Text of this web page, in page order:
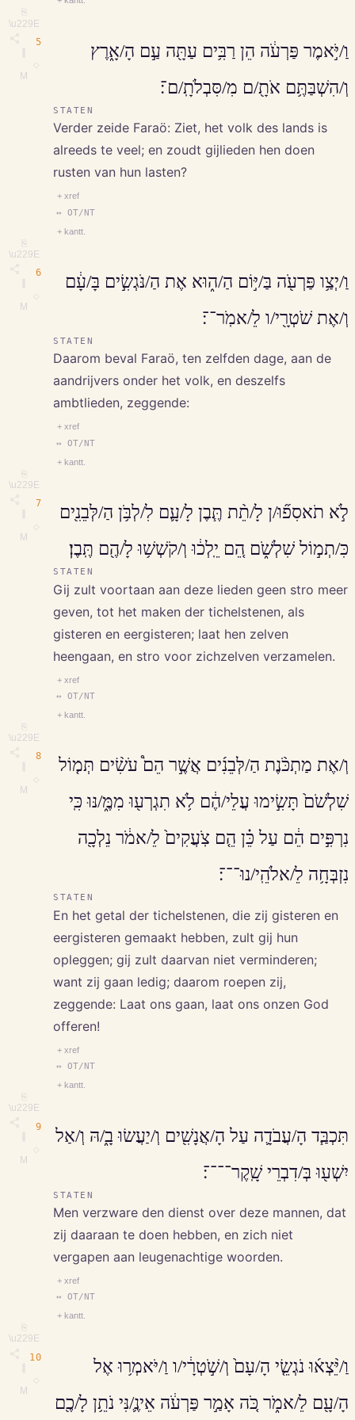
⎘
\u229E
M
5
⎘
\u229E
M
וַ/יֹּ֣אמֶר פַּרְעֹ֔ה הֵן רַבִּ֥ים עַתָּ֖ה עַ֣ם הָ/אָ֑רֶץ
וְ/הִשְׁבַּתֶּ֥ם אֹתָ֖/ם מִ/סִּבְלֹתָֽ/ם־׃
STATEN
Verder zeide Faraö: Ziet, het volk des lands is
alreeds te veel; en zoudt gijlieden hen doen
rusten van hun lasten?
+ xref
↔ OT/NT
+ kantt.
6
⎘
\u229E
M
וַ/יְצַ֥ו פַּרְעֹ֖ה בַּ/יּ֣וֹם הַ/ה֑וּא אֶת הַ/נֹּגְשִׂ֣ים בָּ/עָ֔ם
וְ/אֶת שֹׁטְרָ֖י/ו לֵ/אמֹֽר־־׃
STATEN
Daarom beval Faraö, ten zelfden dage, aan de
aandrijvers onder het volk, en deszelfs
ambtlieden, zeggende:
+ xref
↔ OT/NT
+ kantt.
7
⎘
\u229E
M
לֹ֣א תֹאסִפ֞וּ/ן לָ/תֵ֨ת תֶּ֧בֶן לָ/עָ֛ם לִ/לְבֹּ֥ן הַ/לְּבֵנִ֖ים
כִּ/תְמ֣וֹל שִׁלְשֹׁ֑ם הֵ֚ם יֵֽלְכ֔וּ וְ/קֹשְׁשׁ֥וּ לָ/הֶ֖ם תֶּֽבֶן׃
STATEN
Gij zult voortaan aan deze lieden geen stro meer
geven, tot het maken der tichelstenen, als
gisteren en eergisteren; laat hen zelven
heengaan, en stro voor zichzelven verzamelen.
+ xref
↔ OT/NT
+ kantt.
8
⎘
\u229E
M
וְ/אֶת מַתְכֹּ֨נֶת הַ/לְּבֵנִ֜ים אֲשֶׁ֣ר הֵם֩ עֹשִׂ֨ים תְּמ֤וֹל
שִׁלְשֹׁם֙ תָּשִׂ֣ימוּ עֲלֵי/הֶ֔ם לֹ֥א תִגְרְע֖וּ מִמֶּ֑/נּוּ כִּֽי
נִרְפִּ֣ים הֵ֔ם עַל כֵּ֗ן הֵ֤ם צֹֽעֲקִים֙ לֵ/אמֹ֔ר נֵלְכָ֖ה
נִזְבְּחָ֥ה לֵ/אלֹהֵֽי/נוּ־־־׃
STATEN
En het getal der tichelstenen, die zij gisteren en
eergisteren gemaakt hebben, zult gij hun
opleggen; gij zult daarvan niet verminderen;
want zij gaan ledig; daarom roepen zij,
zeggende: Laat ons gaan, laat ons onzen God
offeren!
+ xref
↔ OT/NT
+ kantt.
9
⎘
\u229E
M
תִּכְבַּ֧ד הָ/עֲבֹדָ֛ה עַל הָ/אֲנָשִׁ֖ים וְ/יַעֲשׂוּ בָ֑/הּ וְ/אַל
יִשְׁע֖וּ בְּ/דִבְרֵי שָֽׁקֶר־־־־׃
STATEN
Men verzware den dienst over deze mannen, dat
zij daaraan te doen hebben, en zich niet
vergapen aan leugenachtige woorden.
+ xref
↔ OT/NT
+ kantt.
10
וַ/יֵּ֨צְא֜וּ נֹגְשֵׂ֤י הָ/עָם֙ וְ/שֹׁ֣טְרָ֔י/ו וַ/יֹּאמְר֥וּ אֶל
הָ/עָ֖ם לֵ/אמֹ֑ר כֹּ֚ה אָמַ֣ר פַּרְעֹ֔ה אֵינֶ֛/נִּי נֹתֵ֥ן לָ/כֶ֖ם